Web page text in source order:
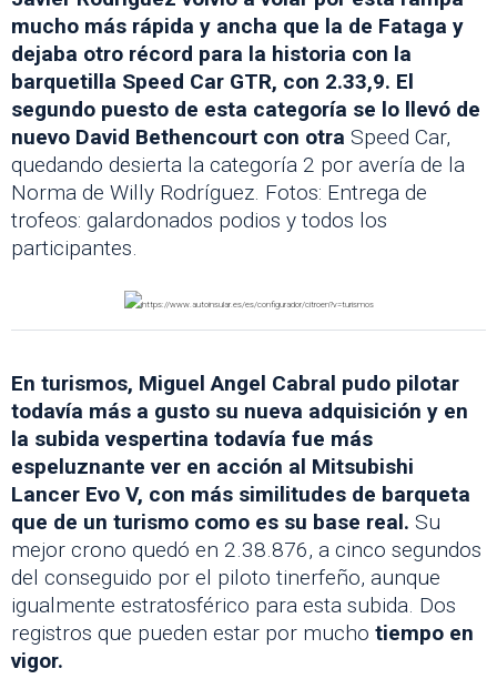
mucho más rápida y ancha que la de Fataga y
dejaba otro récord para la historia con la
barquetilla Speed Car GTR, con 2.33,9. El
segundo puesto de esta categoría se lo llevó de
nuevo David Bethencourt con otra Speed Car,
quedando desierta la categoría 2 por avería de la
Norma de Willy Rodríguez. Fotos: Entrega de
trofeos: galardonados podios y todos los
participantes.
En turismos, Miguel Angel Cabral pudo pilotar
todavía más a gusto su nueva adquisición y en
la subida vespertina todavía fue más
espeluznante ver en acción al Mitsubishi
Lancer Evo V, con más similitudes de barqueta
que de un turismo como es su base real. Su
mejor crono quedó en 2.38.876, a cinco segundos
del conseguido por el piloto tinerfeño, aunque
igualmente estratosférico para esta subida. Dos
registros que pueden estar por mucho tiempo en
vigor.